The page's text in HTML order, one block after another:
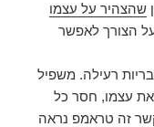
שהצהיר על עצמו
הצורך לאפשר
רעילה. משפיל
את עצמו, חסר כל
זה טראמפ נראה